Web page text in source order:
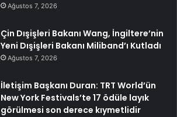
Ağustos 7, 2026
Çin Dışişleri Bakanı Wang, İngiltere’nin
Yeni Dışişleri Bakanı Miliband’ı Kutladı
Ağustos 7, 2026
İletişim Başkanı Duran: TRT World’ün
New York Festivals’te 17 ödüle layık
görülmesi son derece kıymetlidir